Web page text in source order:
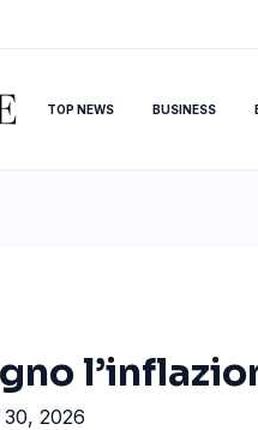
TOP NEWS BUSINESS
2026